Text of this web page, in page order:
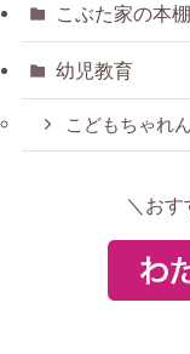
こぶた家の本棚
幼児教育
こどもちゃれ
＼おす